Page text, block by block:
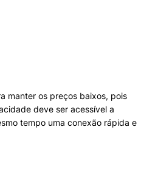
manter os preços baixos, pois
deve ser acessível a
tempo uma conexão rápida e